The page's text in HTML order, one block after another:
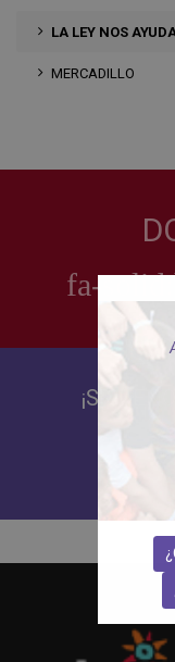
LA LEY NOS
MERCADILLO